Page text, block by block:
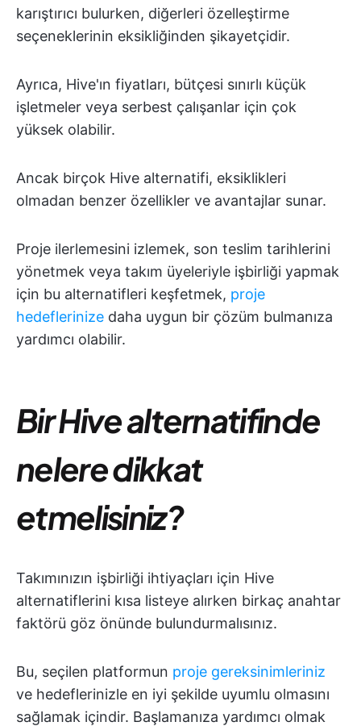
karıştırıcı bulurken, diğerleri özelleştirme
seçeneklerinin eksikliğinden şikayetçidir.
Ayrıca, Hive'ın fiyatları, bütçesi sınırlı küçük
işletmeler veya serbest çalışanlar için çok
yüksek olabilir.
Ancak birçok Hive alternatifi, eksiklikleri
olmadan benzer özellikler ve avantajlar sunar.
Proje ilerlemesini izlemek, son teslim tarihlerini
yönetmek veya takım üyeleriyle işbirliği yapmak
için bu alternatifleri keşfetmek, proje
hedeflerinize daha uygun bir çözüm bulmanıza
yardımcı olabilir.
Bir Hive alternatifinde
nelere dikkat
etmelisiniz?
Takımınızın işbirliği ihtiyaçları için Hive
alternatiflerini kısa listeye alırken birkaç anahtar
faktörü göz önünde bulundurmalısınız.
Bu, seçilen platformun proje gereksinimleriniz
ve hedeflerinizle en iyi şekilde uyumlu olmasını
sağlamak içindir. Başlamanıza yardımcı olmak